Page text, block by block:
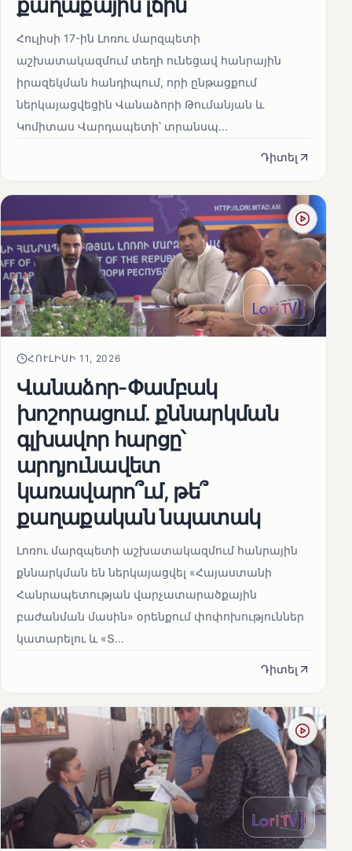
Հուլիսի 17-ին Լոռու մարզպետի
աշխատակազմում տեղի ունեցավ հանրային
իրազեկման հանդիպում, որի ընթացքում
ներկայացվեցին Վանաձորի Թումանյան և
Կոմիտաս Վարդապետի՝ տրանսպ...
Դիտել
ՀՈՒԼԻՍԻ 11, 2026
Վանաձոր-Փամբակ
խոշորացում. քննարկման
գլխավոր հարցը՝
արդյունավետ
կառավարո՞ւմ, թե՞
քաղաքական նպատակ
Լոռու մարզպետի աշխատակազմում հանրային
քննարկման են ներկայացվել «Հայաստանի
Հանրապետության վարչատարածքային
բաժանման մասին» օրենքում փոփոխություններ
կատարելու և «Տ...
Դիտել